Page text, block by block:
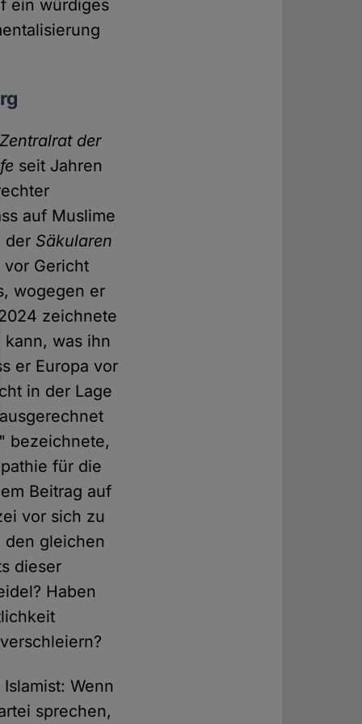
ein würdiges
Zentralrat der
seit Jahren
auf Muslime
der Säkularen
Gericht
wogegen er
zeichnete
was ihn
er Europa vor
in der Lage
bezeichnete,
für die
Beitrag auf
vor sich zu
den gleichen
dieser
Haben
Wenn
sprechen,